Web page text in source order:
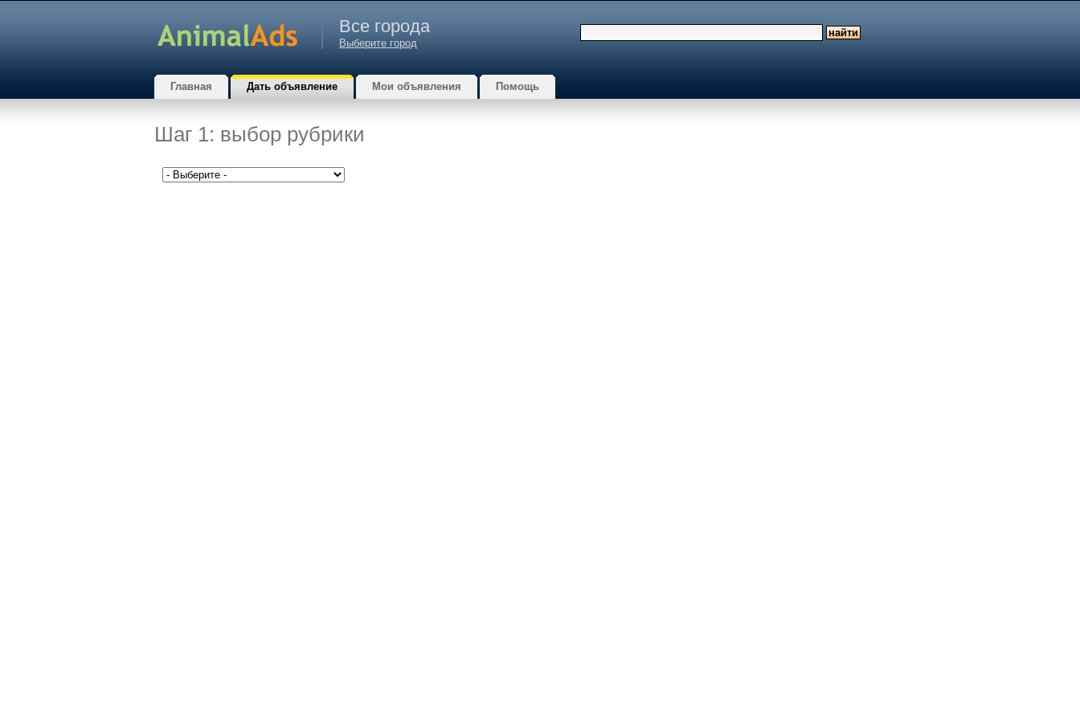
Все города
Выберите город
Главная Дать объявление Мои объявления Помощь
Шаг 1: выбор рубрики